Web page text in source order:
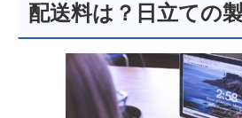
配送料は？日立ての